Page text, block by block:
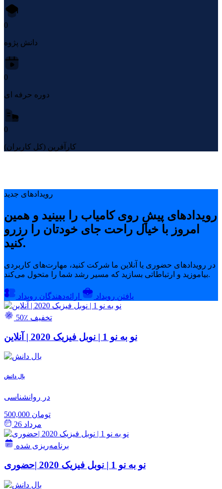
0
دانش پژوه
0
دوره حرفه ای
0
کارآفرین (کل کاربران)
رویدادهای جدید
رویدادهای پیشِ روی کامیاب را ببینید و همین
امروز با خیال راحت جای خودتان را رزرو
کنید.
در رویدادهای حضوری یا آنلاین ما شرکت کنید، مهارت‌های کاربردی
بیاموزید و ارتباطاتی بسازید که مسیر رشد شما را متحول می‌کند.
یافتن رویداد ارائه‌دهندگان رویداد
50٪ تخفیف
نو به نو 1 | نوبل فیزیک 2020 | آنلاین
بال دانش
در روانشناسی
500,000 تومان
مرداد 26
برنامه‌ریزی شده
نو به نو 1 | نوبل فیزیک 2020 |حضوری